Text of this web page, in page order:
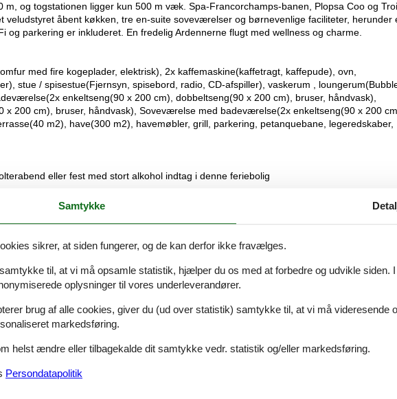
og togstationen ligger kun 500 m væk. Spa-Francorchamps-banen, Plopsa Coo og
åbent køkken, tre en-suite soveværelser og børnevenlige faciliteter, herunder
og parkering er inkluderet. En fredelig Ardennerne flugt med wellness og charme.
med fire kogeplader, elektrisk), 2x kaffemaskine(kaffetragt, kaffepude), ovn,
stue / spisestue(Fjernsyn, spisebord, radio, CD-afspiller), vaskerum ,
enkeltseng(90 x 200 cm), dobbeltseng(90 x 200 cm), bruser, håndvask),
200 cm), bruser, håndvask), Soveværelse med badeværelse(2x enkeltseng(90 x 200
m2), have(300 m2), havemøbler, grill, parkering, petanquebane, legeredskaber,
eller fest med stort alkohol indtag i denne feriebolig
gæsteanmeldelserEksterne anmeldelser 4,4
anmeldelser
niet geschikt voor volwassenen hele
Samtykke
sikrer, at siden fungerer, og de kan derfor ikke fravælges.
til, at vi må opsamle statistik, hjælper du os med at forbedre og udvikle siden.
oplysninger til vores underleverandører.
brug af alle cookies, giver du (ud over statistik) samtykke til, at vi må videresende
markedsføring.
helst ændre eller tilbagekalde dit samtykke vedr. statistik og/eller markedsføring.
Persondatapolitik